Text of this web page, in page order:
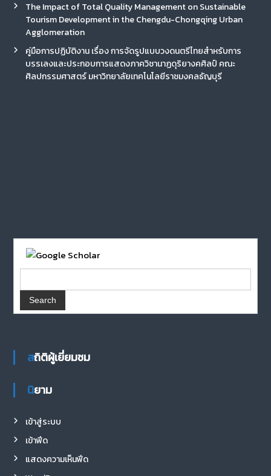
The Impact of Total Quality Management on Sustainable
Tourism Development in the Chengdu-Chongqing Urban
Agglomeration
คู่มือการปฏิบัติงาน เรื่อง การจัดรูปแบบวงดนตรีไทยสำหรับการ
บรรเลงและประกอบการแสดงภาควิชานาฏดุริยางคศิลป์ คณะ
ศิลปกรรมศาสตร์ มหาวิทยาลัยเทคโนโลยีราชมงคลธัญบุรี
สถิติผู้เยี่ยมชม
นิยาม
เข้าสู่ระบบ
เข้าฟีด
แสดงความเห็นฟีด